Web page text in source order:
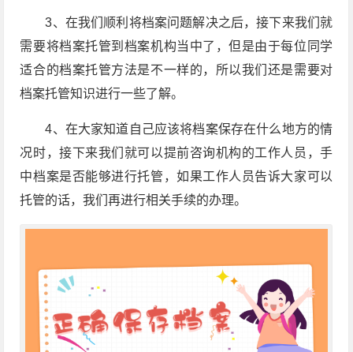
3、在我们顺利将档案问题解决之后，接下来我们就
需要将档案托管到档案机构当中了，但是由于每位同学
适合的档案托管方法是不一样的，所以我们还是需要对
档案托管知识进行一些了解。
4、在大家知道自己应该将档案保存在什么地方的情
况时，接下来我们就可以提前咨询机构的工作人员，手
中档案是否能够进行托管，如果工作人员告诉大家可以
托管的话，我们再进行相关手续的办理。